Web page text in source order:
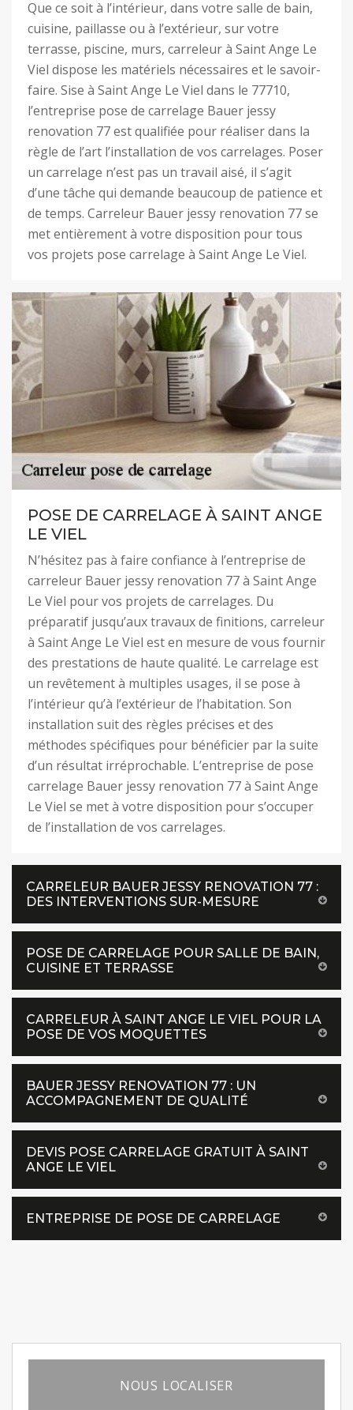
Que ce soit à l’intérieur, dans votre salle de bain,
cuisine, paillasse ou à l’extérieur, sur votre
terrasse, piscine, murs, carreleur à Saint Ange Le
Viel dispose les matériels nécessaires et le savoir-
faire. Sise à Saint Ange Le Viel dans le 77710,
l’entreprise pose de carrelage Bauer jessy
renovation 77 est qualifiée pour réaliser dans la
règle de l’art l’installation de vos carrelages. Poser
un carrelage n’est pas un travail aisé, il s’agit
d’une tâche qui demande beaucoup de patience et
de temps. Carreleur Bauer jessy renovation 77 se
met entièrement à votre disposition pour tous
vos projets pose carrelage à Saint Ange Le Viel.
POSE DE CARRELAGE À SAINT ANGE
LE VIEL
N’hésitez pas à faire confiance à l’entreprise de
carreleur Bauer jessy renovation 77 à Saint Ange
Le Viel pour vos projets de carrelages. Du
préparatif jusqu’aux travaux de finitions, carreleur
à Saint Ange Le Viel est en mesure de vous fournir
des prestations de haute qualité. Le carrelage est
un revêtement à multiples usages, il se pose à
l’intérieur qu’à l’extérieur de l’habitation. Son
installation suit des règles précises et des
méthodes spécifiques pour bénéficier par la suite
d’un résultat irréprochable. L’entreprise de pose
carrelage Bauer jessy renovation 77 à Saint Ange
Le Viel se met à votre disposition pour s’occuper
de l’installation de vos carrelages.
CARRELEUR BAUER JESSY RENOVATION 77 :
DES INTERVENTIONS SUR-MESURE
POSE DE CARRELAGE POUR SALLE DE BAIN,
CUISINE ET TERRASSE
CARRELEUR À SAINT ANGE LE VIEL POUR LA
POSE DE VOS MOQUETTES
BAUER JESSY RENOVATION 77 : UN
ACCOMPAGNEMENT DE QUALITÉ
DEVIS POSE CARRELAGE GRATUIT À SAINT
ANGE LE VIEL
ENTREPRISE DE POSE DE CARRELAGE
NOUS LOCALISER